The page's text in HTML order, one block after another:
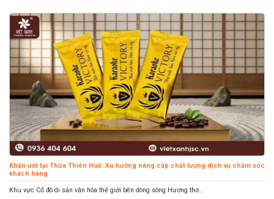
Khăn ướt tại Thừa Thiên Huế: Xu hướng nâng cấp chất lượng dịch vụ chăm sóc
khách hàng
Khu vực Cố đô di sản văn hóa thế giới bên dòng sông Hương thơ...